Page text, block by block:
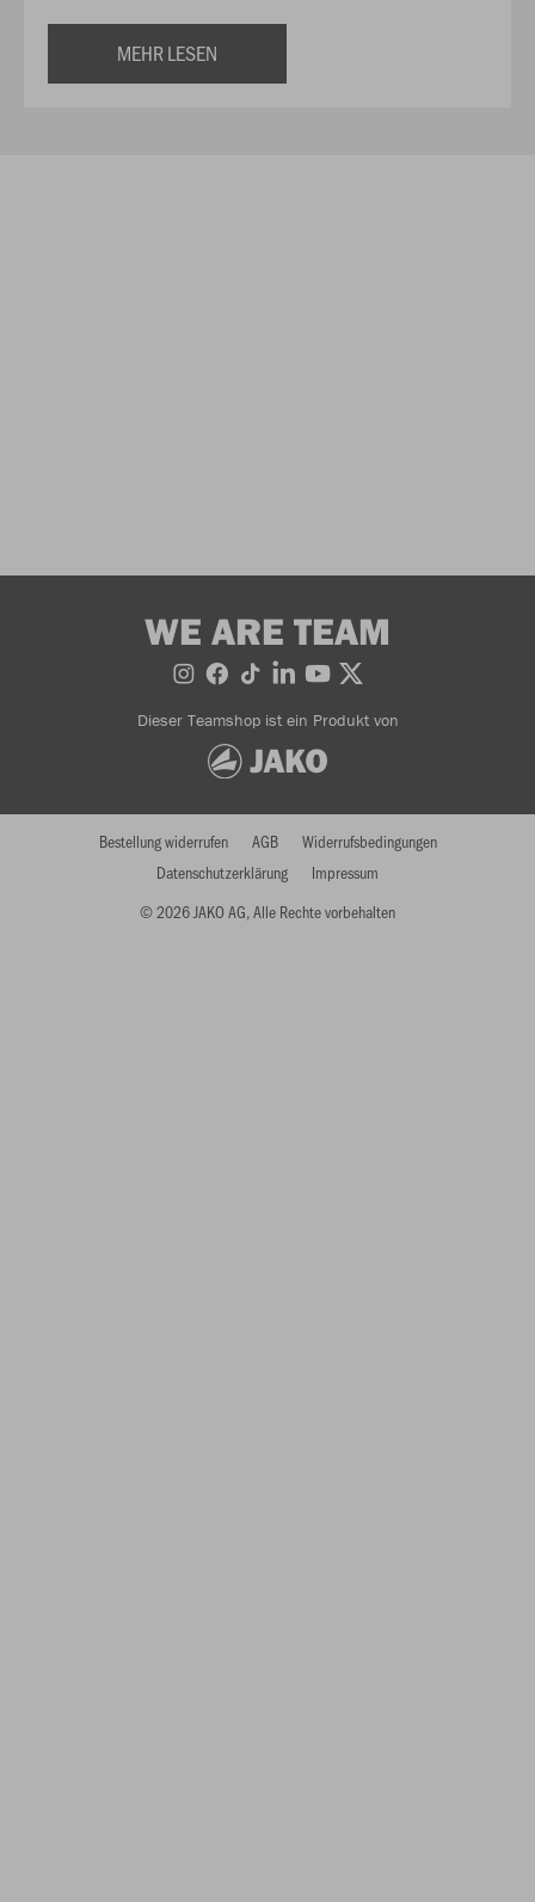
MEHR LESEN
WE ARE TEAM
Dieser Teamshop ist ein Produkt von
© 2026 JAKO AG, Alle Rechte vorbehalten
Bestellung widerrufen AGB
Widerrufsbedingungen
Datenschutzerklärung
Impressum